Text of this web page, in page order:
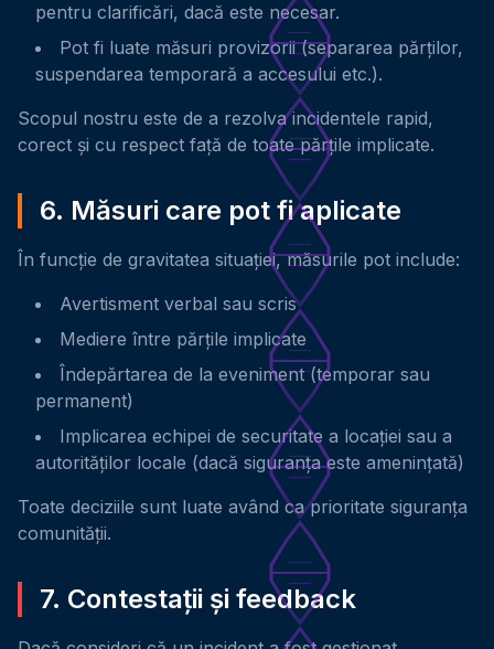
pentru clarificări, dacă este necesar.
Pot fi luate măsuri provizorii (separarea părților,
suspendarea temporară a accesului etc.).
Scopul nostru este de a rezolva incidentele rapid,
corect și cu respect față de toate părțile implicate.
6. Măsuri care pot fi aplicate
În funcție de gravitatea situației, măsurile pot include:
Avertisment verbal sau scris
Mediere între părțile implicate
Îndepărtarea de la eveniment (temporar sau
permanent)
Implicarea echipei de securitate a locației sau a
autorităților locale (dacă siguranța este amenințată)
Toate deciziile sunt luate având ca prioritate siguranța
comunității.
7. Contestații și feedback